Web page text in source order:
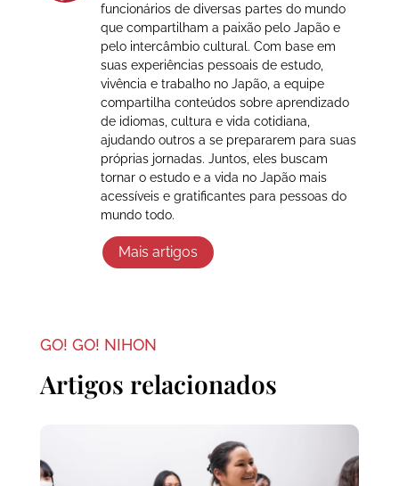
funcionários de diversas partes do mundo
que compartilham a paixão pelo Japão e
pelo intercâmbio cultural. Com base em
suas experiências pessoais de estudo,
vivência e trabalho no Japão, a equipe
compartilha conteúdos sobre aprendizado
de idiomas, cultura e vida cotidiana,
ajudando outros a se prepararem para suas
próprias jornadas. Juntos, eles buscam
tornar o estudo e a vida no Japão mais
acessíveis e gratificantes para pessoas do
mundo todo.
Mais artigos
GO! GO! NIHON
Artigos relacionados